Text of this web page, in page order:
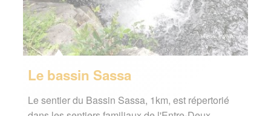
Le bassin Sassa
Le sentier du Bassin Sassa, 1km, est répertorié